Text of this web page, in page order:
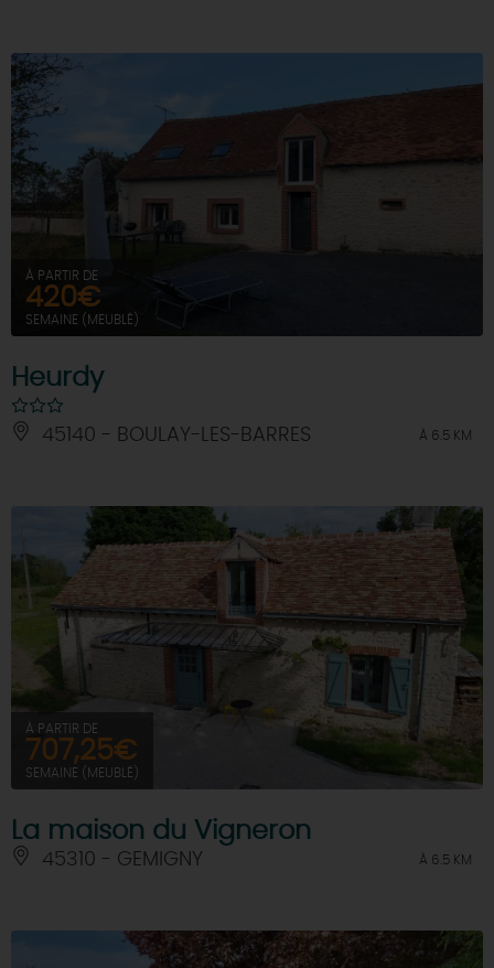
À PARTIR DE
420€
SEMAINE (MEUBLÉ)
Heurdy
45140 - BOULAY-LES-BARRES À 6.5 KM
À PARTIR DE
707,25€
SEMAINE (MEUBLÉ)
La maison du Vigneron
45310 - GEMIGNY À 6.5 KM